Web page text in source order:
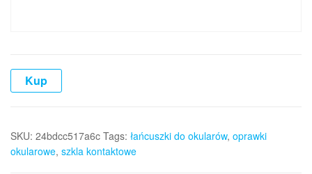
Kup
SKU: 24bdcc517a6c Tags: łańcuszki do okularów, oprawki
okularowe, szkla kontaktowe